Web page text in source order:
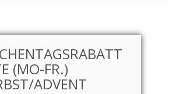
(MO-FR.)
ADVENT